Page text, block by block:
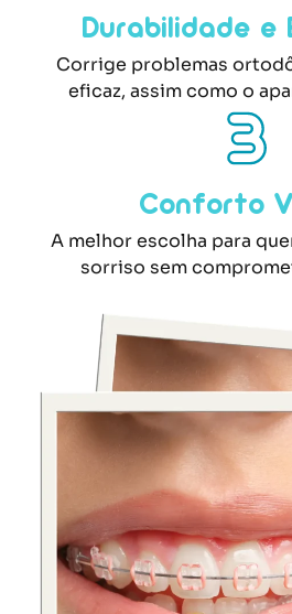
Durabilidade e
Corrige problemas
eficaz, assim como o
Conforto
A melhor escolha para
sorriso sem